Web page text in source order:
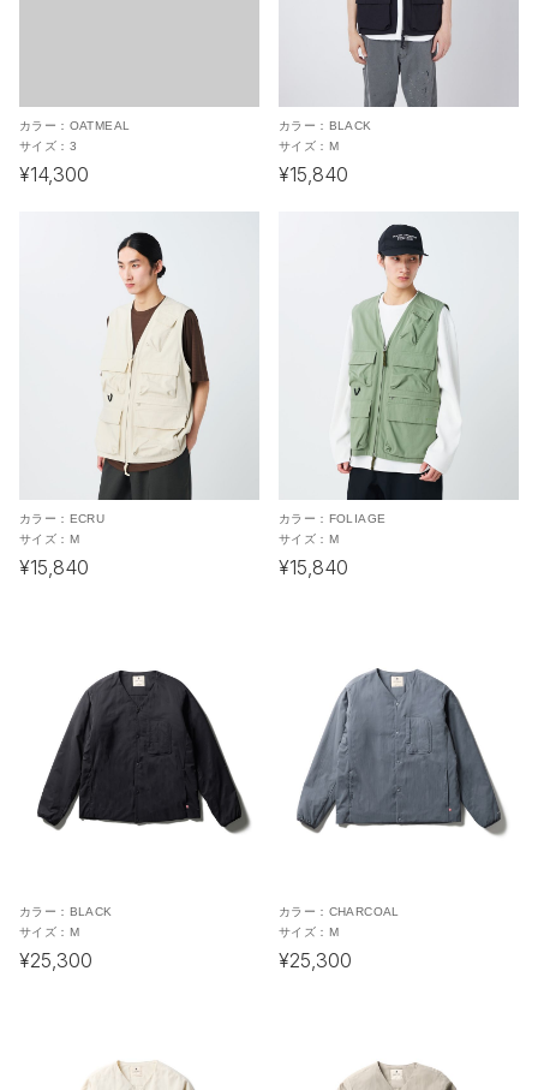
カラー： OATMEAL
サイズ： 3
¥14,300
カラー： BLACK
サイズ： M
¥15,840
カラー： ECRU
サイズ： M
¥15,840
カラー： FOLIAGE
サイズ： M
¥15,840
カラー： BLACK
サイズ： M
¥25,300
カラー： CHARCOAL
サイズ： M
¥25,300